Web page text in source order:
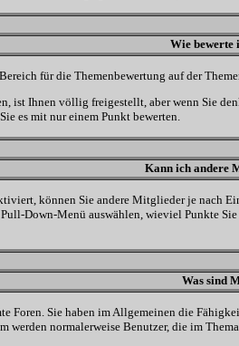
Wie bewerte
für die Themenbewertung auf der
ist Ihnen völlig freigestellt, aber wenn Sie
es mit nur einem Punkt bewerten.
Kann ich andere
können Sie andere Mitglieder je nach
Down-Menü auswählen, wieviel Punkte
Was sind
Foren. Sie haben im Allgemeinen die
werden normalerweise Benutzer, die im